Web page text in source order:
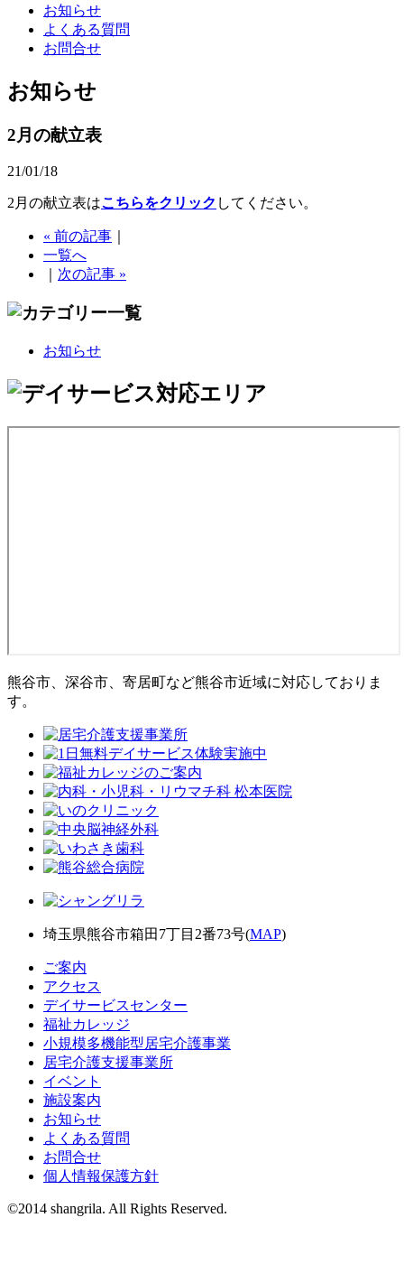
お知らせ
よくある質問
お問合せ
お知らせ
2月の献立表
21/01/18
2月の献立表はこちらをクリック してください。
« 前の記事
一覧へ
次の記事 »
お知らせ
熊谷市、深谷市、寄居町など熊谷市近域に対応しておりま
す。
埼玉県熊谷市箱田7丁目2番73号(MAP)
ご案内
アクセス
デイサービスセンター
福祉カレッジ
小規模多機能型居宅介護事業
居宅介護支援事業所
イベント
施設案内
お知らせ
よくある質問
お問合せ
個人情報保護方針
©2014 shangrila. All Rights Reserved.